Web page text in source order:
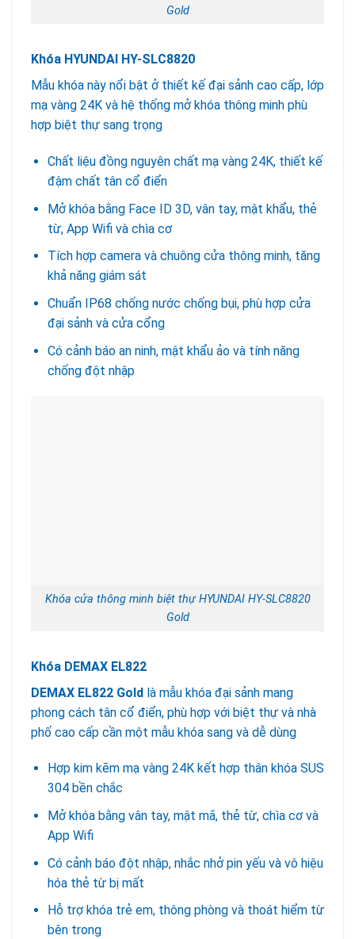
Gold
Khóa HYUNDAI HY-SLC8820
Mẫu khóa này nổi bật ở thiết kế đại sảnh cao cấp, lớp
mạ vàng 24K và hệ thống mở khóa thông minh phù
hợp biệt thự sang trọng
Chất liệu đồng nguyên chất mạ vàng 24K, thiết kế
đậm chất tân cổ điển
Mở khóa bằng Face ID 3D, vân tay, mật khẩu, thẻ
từ, App Wifi và chìa cơ
Tích hợp camera và chuông cửa thông minh, tăng
khả năng giám sát
Chuẩn IP68 chống nước chống bụi, phù hợp cửa
đại sảnh và cửa cổng
Có cảnh báo an ninh, mật khẩu ảo và tính năng
chống đột nhập
Khóa cửa thông minh biệt thự HYUNDAI HY-SLC8820
Gold
Khóa DEMAX EL822
DEMAX EL822 Gold là mẫu khóa đại sảnh mang
phong cách tân cổ điển, phù hợp với biệt thự và nhà
phố cao cấp cần một mẫu khóa sang và dễ dùng
Hợp kim kẽm mạ vàng 24K kết hợp thân khóa SUS
304 bền chắc
Mở khóa bằng vân tay, mật mã, thẻ từ, chìa cơ và
App Wifi
Có cảnh báo đột nhập, nhắc nhở pin yếu và vô hiệu
hóa thẻ từ bị mất
Hỗ trợ khóa trẻ em, thông phòng và thoát hiểm từ
bên trong